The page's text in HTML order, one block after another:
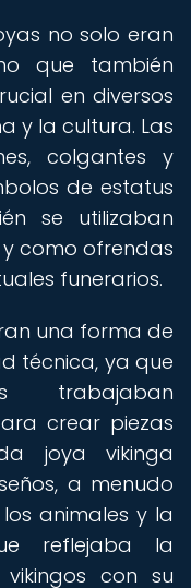
no solo eran
que también
en diversos
y la cultura. Las
colgantes y
de estatus
se utilizaban
como ofrendas
funerarios.
una forma de
técnica, ya que
trabajaban
crear piezas
joya vikinga
a menudo
animales y la
reflejaba la
con su